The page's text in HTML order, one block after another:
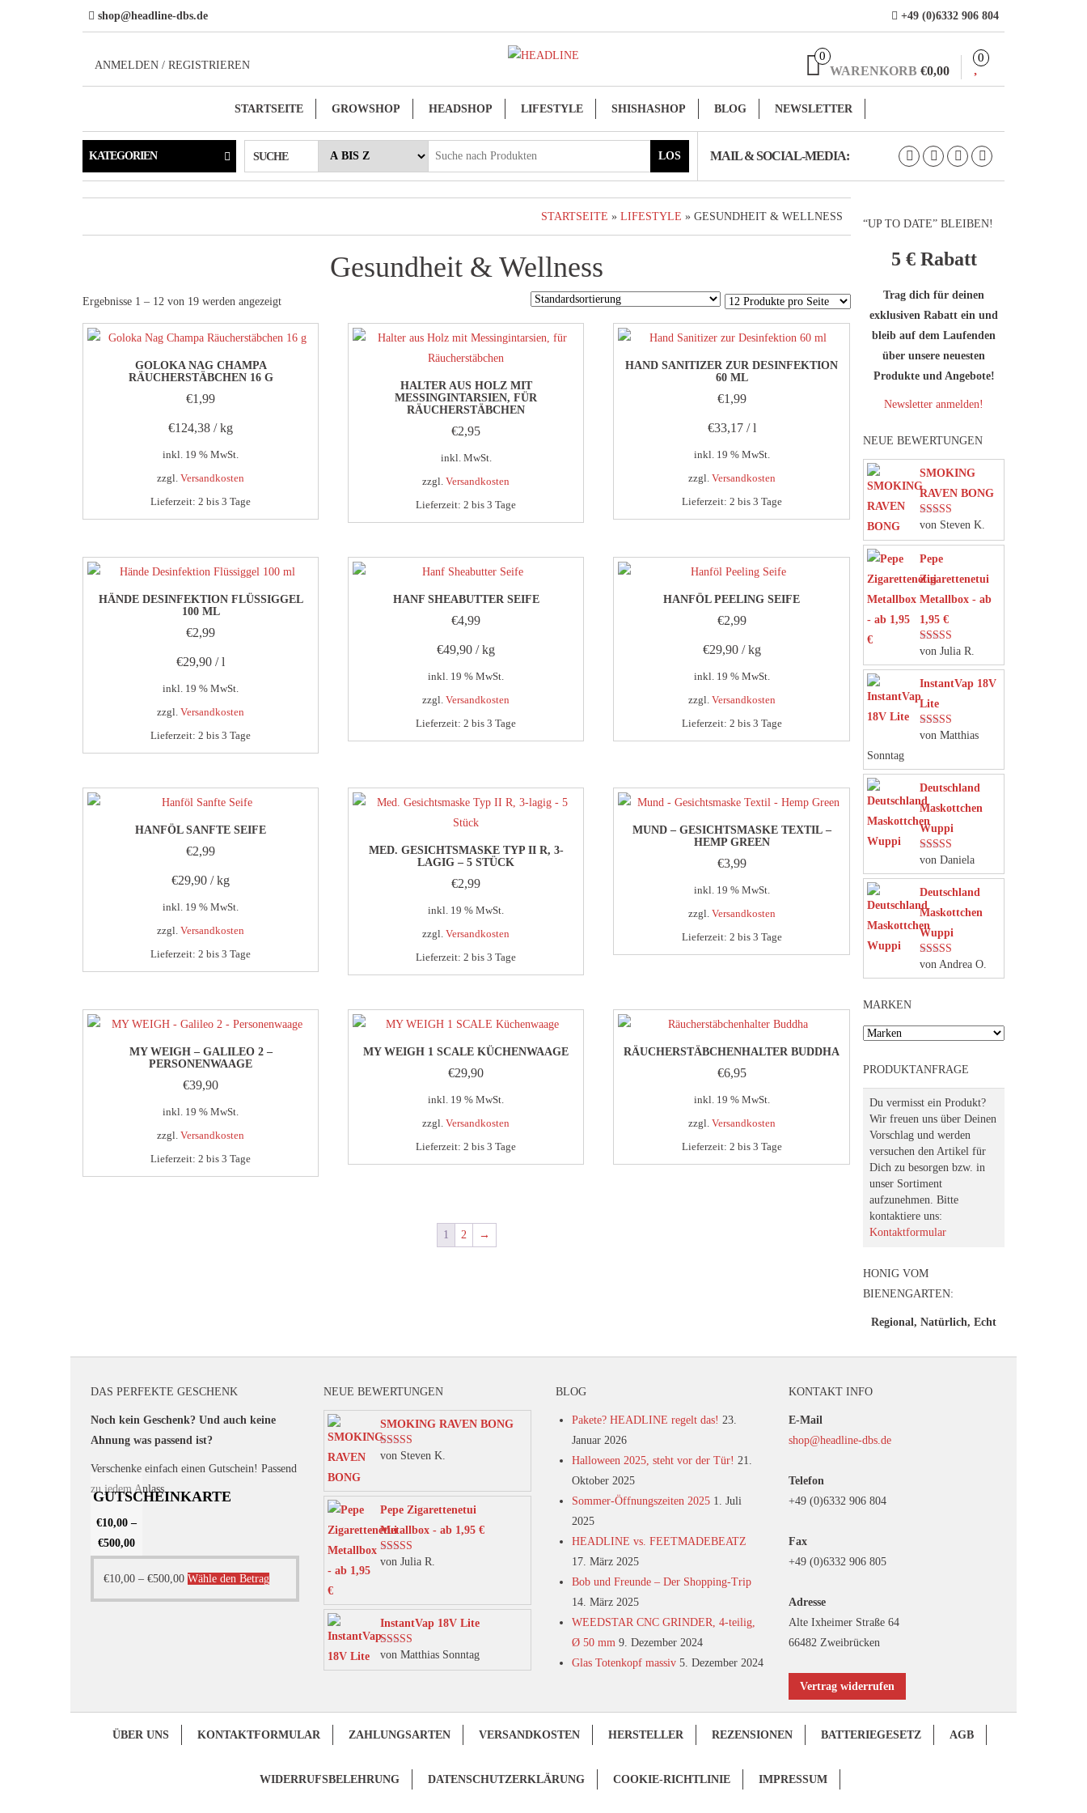
shop@headline-dbs.de +49 (0)6332 906 804
ANMELDEN / REGISTRIEREN
0
WARENKORB €0,00
0
STARTSEITE GROWSHOP HEADSHOP LIFESTYLE SHISHASHOP BLOG NEWSLETTER
KATEGORIEN SUCHE LOS MAIL & SOCIAL-MEDIA:
STARTSEITE » LIFESTYLE » GESUNDHEIT & WELLNESS
Gesundheit & Wellness
Ergebnisse 1 – 12 von 19 werden angezeigt
GOLOKA NAG CHAMPA
RÄUCHERSTÄBCHEN 16 G
€1,99
€124,38 /kg
inkl. 19 % MwSt.
zzgl.Versandkosten
Lieferzeit:2 bis 3 Tage
HALTER AUS HOLZ MIT
MESSINGINTARSIEN, FÜR
RÄUCHERSTÄBCHEN
€2,95
inkl. MwSt.
zzgl.Versandkosten
Lieferzeit:2 bis 3 Tage
weist
auf.
Die
der
werden
HAND SANITIZER ZUR DESINFEKTION
60 ML
€1,99
€33,17/l
inkl. 19 % MwSt.
zzgl. Versandkosten
Lieferzeit: 2 bis 3 Tage
HÄNDE DESINFEKTION FLÜSSIGGEL
100 ML
€2,99
€29,90 /l
inkl. 19 % MwSt.
zzgl.Versandkosten
Lieferzeit:2 bis 3 Tage
HANF SHEABUTTER SEIFE
€4,99
€49,90 /kg
inkl. 19 % MwSt.
zzgl.Versandkosten
Lieferzeit:2 bis 3 Tage
HANFÖL PEELING SEIFE
€2,99
€29,90/kg
inkl. 19 % MwSt.
zzgl. Versandkosten
Lieferzeit: 2 bis 3 Tage
HANFÖL SANFTE SEIFE
€2,99
€29,90 /kg
inkl. 19 % MwSt.
zzgl.Versandkosten
Lieferzeit:2 bis 3 Tage
MED. GESICHTSMASKE TYP II R, 3-
LAGIG – 5 STÜCK
€2,99
inkl. 19 % MwSt.
zzgl.Versandkosten
Lieferzeit:2 bis 3 Tage
MUND – GESICHTSMASKE TEXTIL –
HEMP GREEN
€3,99
inkl. 19 % MwSt.
zzgl. Versandkosten
Lieferzeit: 2 bis 3 Tage
MY WEIGH – GALILEO 2 –
PERSONENWAAGE
€39,90
inkl. 19 % MwSt.
zzgl.Versandkosten
Lieferzeit:2 bis 3 Tage
MY WEIGH 1 SCALE KÜCHENWAAGE
€29,90
inkl. 19 % MwSt.
zzgl.Versandkosten
Lieferzeit:2 bis 3 Tage
RÄUCHERSTÄBCHENHALTER BUDDHA
€6,95
inkl. 19 % MwSt.
zzgl. Versandkosten
Lieferzeit: 2 bis 3 Tage
1 2 →
“UP TO DATE” BLEIBEN!
5 € Rabatt
Trag dich für deinen
exklusiven Rabatt ein und
bleib auf dem Laufenden
über unsere neuesten
Produkte und Angebote!
Newsletter anmelden!
NEUE BEWERTUNGEN
SMOKING
RAVEN BONG
Bewertet mit
5von 5
von Steven K.
Pepe
Zigarettenetui
Metallbox - ab
1,95 €
Bewertet mit
5von 5
von Julia R.
InstantVap 18V
Lite
Bewertet mit
von Matthias
Sonntag
Deutschland
Maskottchen
Wuppi
Bewertet mit
5von 5
von Daniela
Deutschland
Maskottchen
Wuppi
Bewertet mit
5von 5
von Andrea O.
MARKEN
PRODUKTANFRAGE
Du vermisst ein Produkt?
Wir freuen uns über Deinen
Vorschlag und werden
versuchen den Artikel für
Dich zu besorgen bzw. in
unser Sortiment
aufzunehmen. Bitte
kontaktiere uns:
Kontaktformular
HONIG VOM
BIENENGARTEN:
Regional, Natürlich, Echt
DAS PERFEKTE GESCHENK
Noch kein Geschenk? Und auch keine
Ahnung was passend ist?
Verschenke einfach einen Gutschein! Passend
zu jedem Anlass.
GUTSCHEINKARTE
€10,00 –
€500,00
€10,00 – €500,00 Wähle den BetragDieses
Produkt
können
der
NEUE BEWERTUNGEN
SMOKING RAVEN BONG
Bewertet mit
von Steven K.
Pepe Zigarettenetui
Metallbox - ab 1,95 €
Bewertet mit
von Julia R.
InstantVap 18V Lite
Bewertet mit
5von 5
von Matthias Sonntag
BLOG
Pakete? HEADLINE regelt das! 23.
Januar 2026
Halloween 2025, steht vor der Tür! 21.
Oktober 2025
Sommer-Öffnungszeiten 2025 1. Juli
2025
HEADLINE vs. FEETMADEBEATZ
17. März 2025
Bob und Freunde – Der Shopping-Trip
14. März 2025
WEEDSTAR CNC GRINDER, 4-teilig,
Ø 50 mm 9. Dezember 2024
Glas Totenkopf massiv 5. Dezember 2024
KONTAKT INFO
E-Mail
shop@headline-dbs.de
Telefon
+49 (0)6332 906 804
Fax
+49 (0)6332 906 805
Adresse
Alte Ixheimer Straße 64
66482 Zweibrücken
Vertrag widerrufen
ÜBER UNS KONTAKTFORMULAR ZAHLUNGSARTEN VERSANDKOSTEN HERSTELLER REZENSIONEN BATTERIEGESETZ AGB
WIDERRUFSBELEHRUNG DATENSCHUTZERKLÄRUNG COOKIE-RICHTLINIE IMPRESSUM